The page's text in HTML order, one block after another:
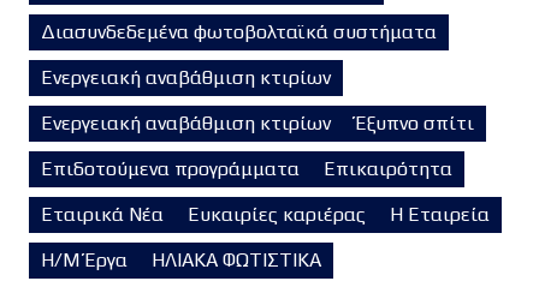
Διασυνδεδεμένα φωτοβολταϊκά συστήματα
Ενεργειακή αναβάθμιση κτιρίων
Ενεργειακή αναβάθμιση κτιρίων
Έξυπνο σπίτι
Επιδοτούμενα προγράμματα
Επικαιρότητα
Εταιρικά Νέα
Ευκαιρίες καριέρας
Η Εταιρεία
Η/Μ Έργα
ΗΛΙΑΚΑ ΦΩΤΙΣΤΙΚΑ